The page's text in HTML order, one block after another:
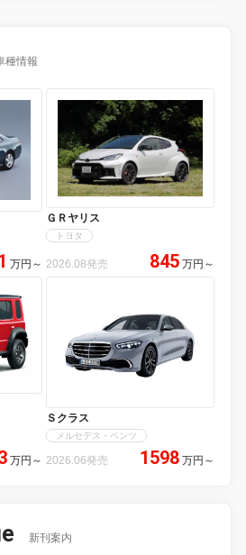
種情報
万円 ～
ＧＲヤリス
トヨタ
2026.08発売 845 万円 ～
万円 ～
Ｓクラス
メルセデス・ベンツ
2026.06発売 1598 万円 ～
新刊案内